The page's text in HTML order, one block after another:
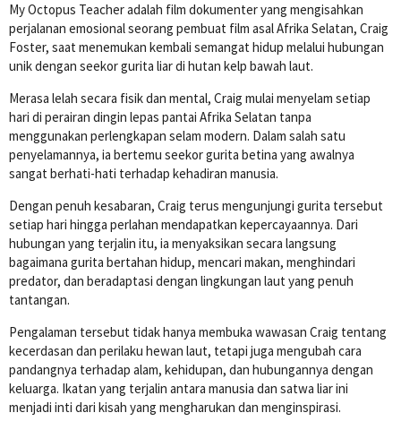
My Octopus Teacher adalah film dokumenter yang mengisahkan
perjalanan emosional seorang pembuat film asal Afrika Selatan, Craig
Foster, saat menemukan kembali semangat hidup melalui hubungan
unik dengan seekor gurita liar di hutan kelp bawah laut.
Merasa lelah secara fisik dan mental, Craig mulai menyelam setiap
hari di perairan dingin lepas pantai Afrika Selatan tanpa
menggunakan perlengkapan selam modern. Dalam salah satu
penyelamannya, ia bertemu seekor gurita betina yang awalnya
sangat berhati-hati terhadap kehadiran manusia.
Dengan penuh kesabaran, Craig terus mengunjungi gurita tersebut
setiap hari hingga perlahan mendapatkan kepercayaannya. Dari
hubungan yang terjalin itu, ia menyaksikan secara langsung
bagaimana gurita bertahan hidup, mencari makan, menghindari
predator, dan beradaptasi dengan lingkungan laut yang penuh
tantangan.
Pengalaman tersebut tidak hanya membuka wawasan Craig tentang
kecerdasan dan perilaku hewan laut, tetapi juga mengubah cara
pandangnya terhadap alam, kehidupan, dan hubungannya dengan
keluarga. Ikatan yang terjalin antara manusia dan satwa liar ini
menjadi inti dari kisah yang mengharukan dan menginspirasi.